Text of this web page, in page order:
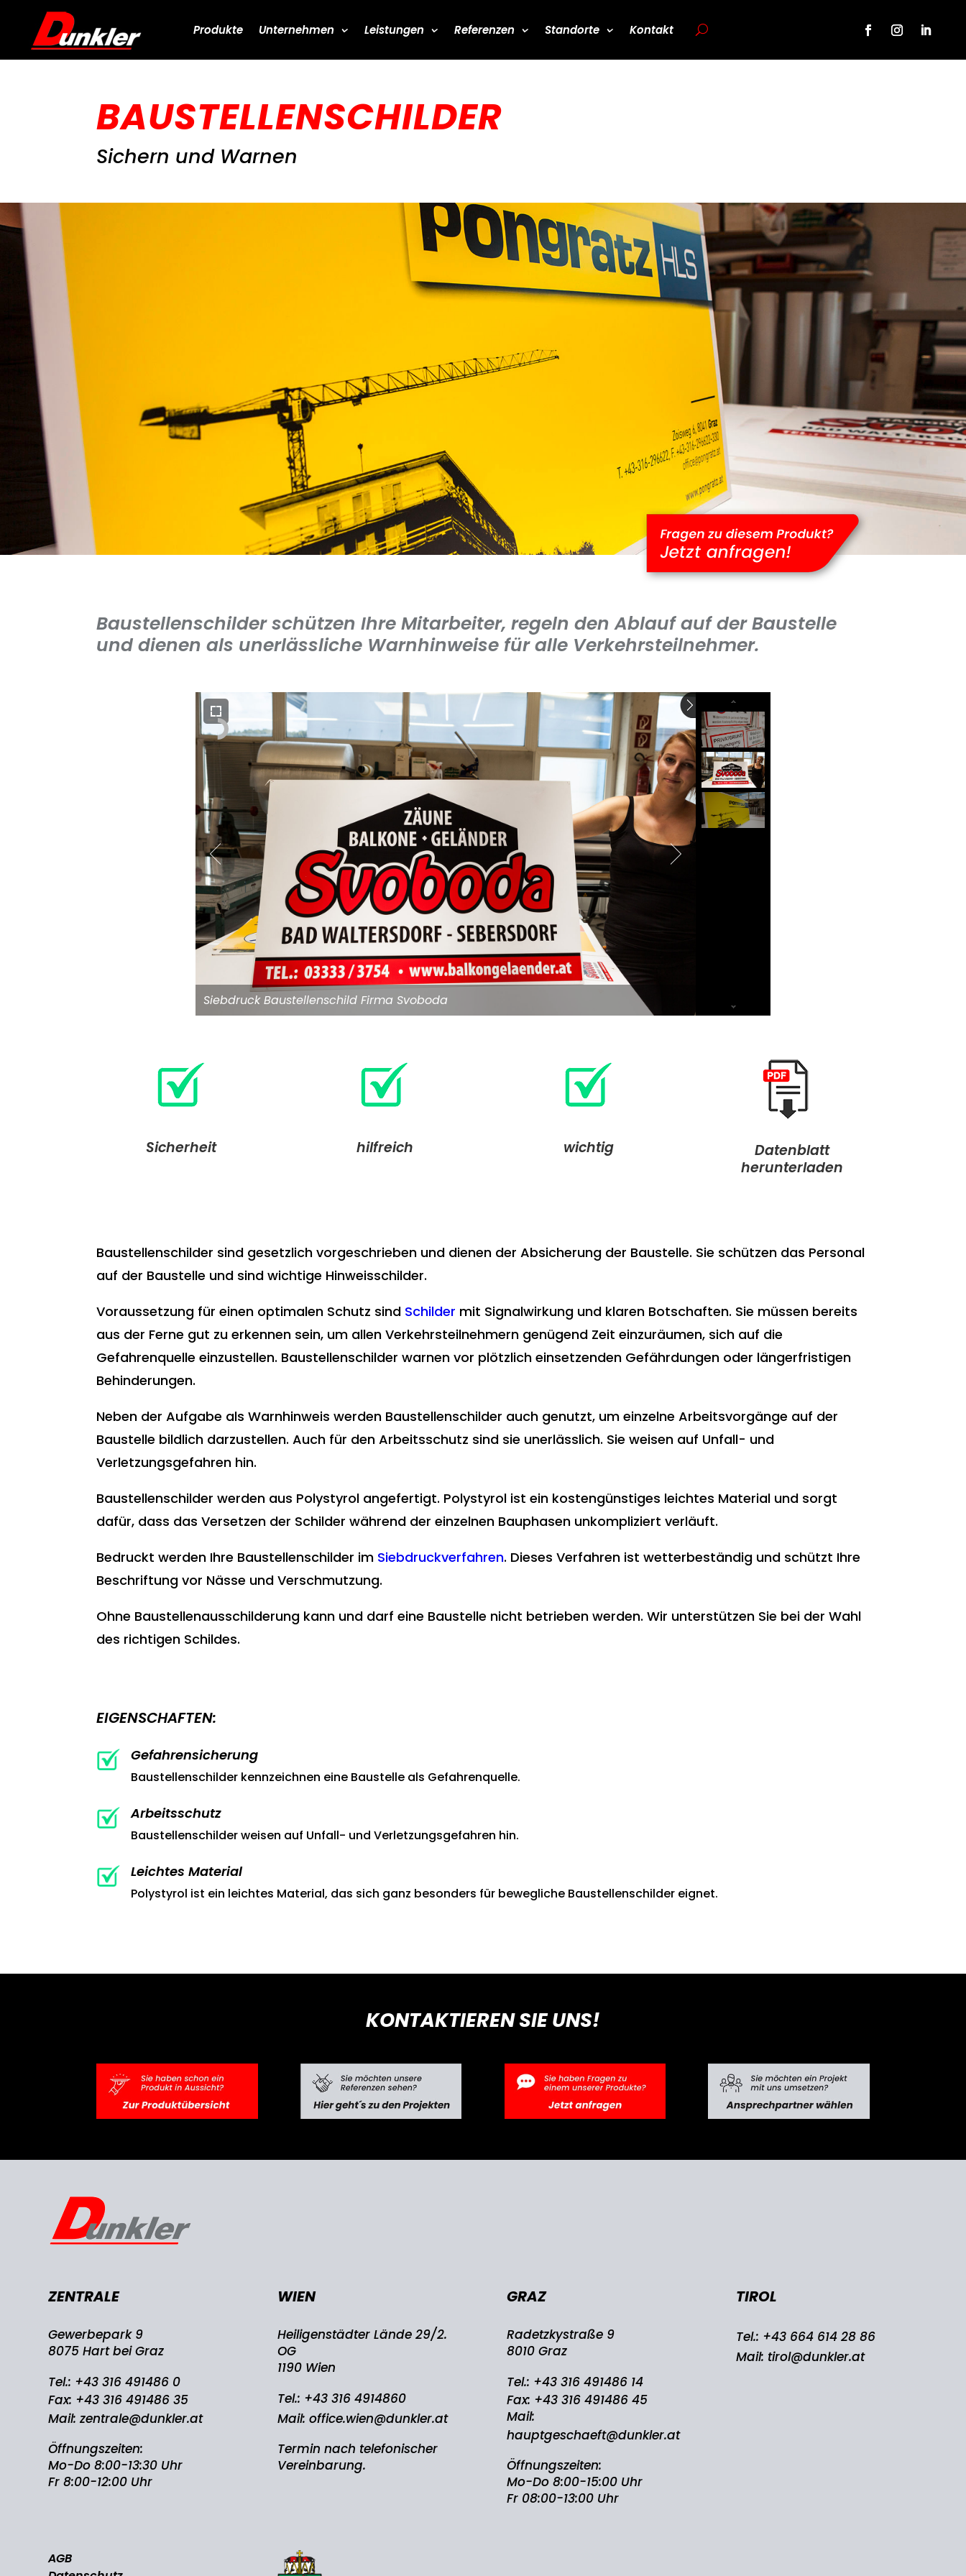
Produkte Unternehmen Leistungen Referenzen Standorte Kontakt
BAUSTELLENSCHILDER
Sichern und Warnen
Baustellenschilder schützen Ihre Mitarbeiter, regeln den Ablauf auf der Baustelle
und dienen als unerlässliche Warnhinweise für alle Verkehrsteilnehmer.
Siebdruck Baustellenschild Firma Svoboda
Sicherheit hilfreich wichtig
Datenblatt
herunterladen
Baustellenschilder sind gesetzlich vorgeschrieben und dienen der Absicherung der Baustelle. Sie schützen das Personal
auf der Baustelle und sind wichtige Hinweisschilder.
Voraussetzung für einen optimalen Schutz sind Schilder mit Signalwirkung und klaren Botschaften. Sie müssen bereits
aus der Ferne gut zu erkennen sein, um allen Verkehrsteilnehmern genügend Zeit einzuräumen, sich auf die
Gefahrenquelle einzustellen. Baustellenschilder warnen vor plötzlich einsetzenden Gefährdungen oder längerfristigen
Behinderungen.
Neben der Aufgabe als Warnhinweis werden Baustellenschilder auch genutzt, um einzelne Arbeitsvorgänge auf der
Baustelle bildlich darzustellen. Auch für den Arbeitsschutz sind sie unerlässlich. Sie weisen auf Unfall- und
Verletzungsgefahren hin.
Baustellenschilder werden aus Polystyrol angefertigt. Polystyrol ist ein kostengünstiges leichtes Material und sorgt
dafür, dass das Versetzen der Schilder während der einzelnen Bauphasen unkompliziert verläuft.
Bedruckt werden Ihre Baustellenschilder im Siebdruckverfahren. Dieses Verfahren ist wetterbeständig und schützt Ihre
Beschriftung vor Nässe und Verschmutzung.
Ohne Baustellenausschilderung kann und darf eine Baustelle nicht betrieben werden. Wir unterstützen Sie bei der Wahl
des richtigen Schildes.
EIGENSCHAFTEN:
Gefahrensicherung
Baustellenschilder kennzeichnen eine Baustelle als Gefahrenquelle.
Arbeitsschutz
Baustellenschilder weisen auf Unfall- und Verletzungsgefahren hin.
Leichtes Material
Polystyrol ist ein leichtes Material, das sich ganz besonders für bewegliche Baustellenschilder eignet.
KONTAKTIEREN SIE UNS!
ZENTRALE
Gewerbepark 9
8075 Hart bei Graz
Tel.: +43 316 491486 0
Fax: +43 316 491486 35
Mail:zentrale@dunkler.at
Öffnungszeiten:
Mo-Do 8:00-13:30 Uhr
Fr 8:00-12:00 Uhr
WIEN
Heiligenstädter Lände 29/2.
OG
1190 Wien
Tel.: +43 316 4914860
Mail:office.wien@dunkler.at
Termin nach telefonischer
Vereinbarung.
GRAZ
Radetzkystraße 9
8010 Graz
Tel.: +43 316 491486 14
Fax: +43 316 491486 45
Mail:
hauptgeschaeft@dunkler.at
Öffnungszeiten:
Mo-Do 8:00-15:00 Uhr
Fr 08:00-13:00 Uhr
TIROL
Tel.: +43 664 614 28 86
Mail: tirol@dunkler.at
AGB